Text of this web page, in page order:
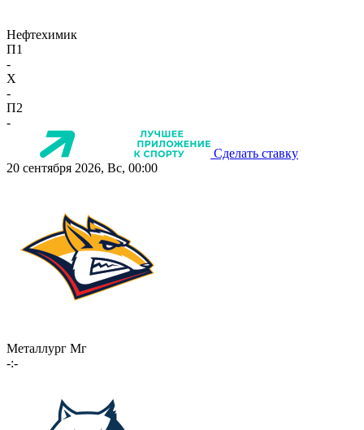
Нефтехимик
П1
-
X
-
П2
-
Сделать ставку
20 сентября 2026, Вс, 00:00
Металлург Мг
-:-